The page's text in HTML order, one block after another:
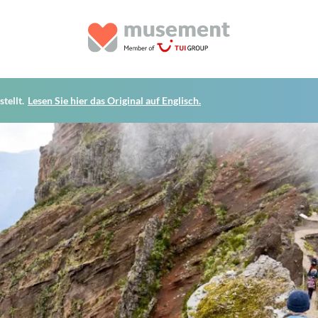
Lesen Sie hier das Original auf Englisch.